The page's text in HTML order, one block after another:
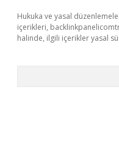
Hukuka ve yasal
içerikleri,
halinde, ilgili içerikler yasal